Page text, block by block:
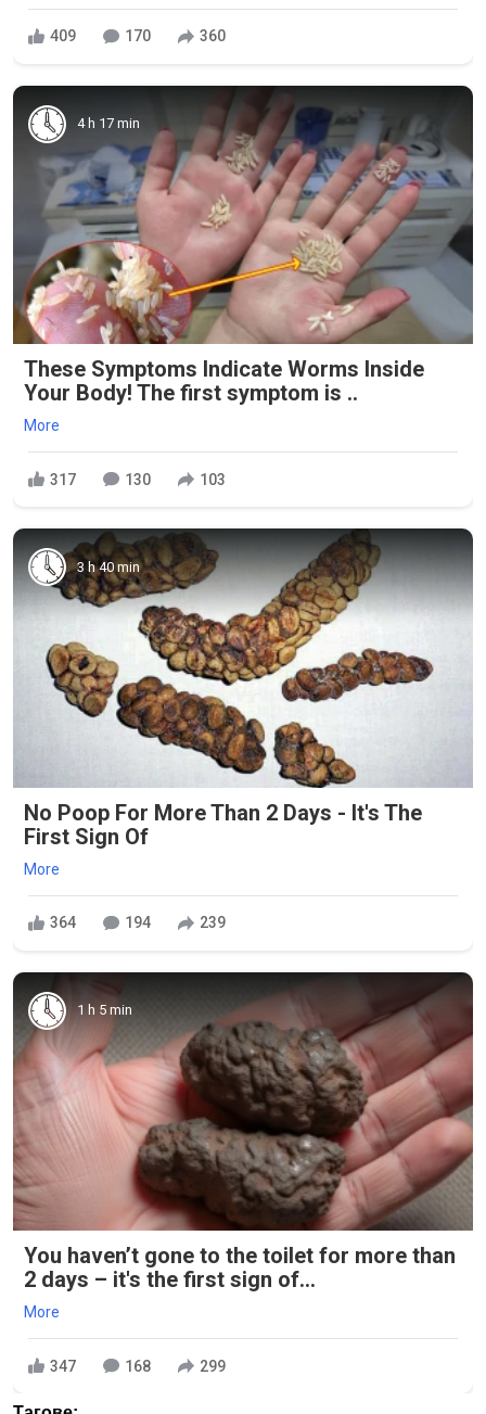
409 170 360
4 h 17 min
These Symptoms Indicate Worms Inside
Your Body! The first symptom is ..
More
317 130 103
3 h 40 min
No Poop For More Than 2 Days - It's The
First Sign Of
More
364 194 239
1 h 5 min
You haven’t gone to the toilet for more than
2 days – it's the first sign of...
More
347 168 299